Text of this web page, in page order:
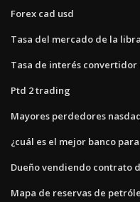
Forex cad usd
Tasa del mercado de la
Tasa de interés
Ptd 2 trading
Mayores perdedores
¿cuál es el mejor banco
Dueño vendiendo contrato
Mapa de reservas de